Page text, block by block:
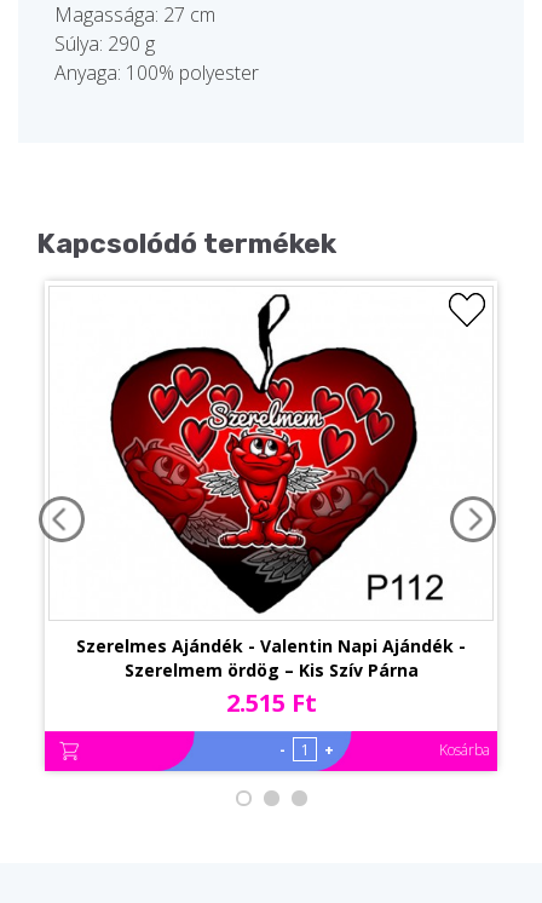
Magassága: 27 cm
Súlya: 290 g
Anyaga: 100% polyester
Kapcsolódó termékek
Szerelmes Ajándék - Valentin Napi Ajándék -
Szerelmem ördög – Kis Szív Párna
2.515 Ft
- + Kosárba